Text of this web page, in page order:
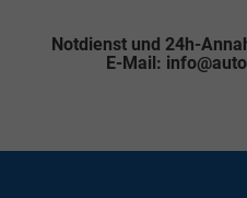
Notdienst und 24h-
E-Mail: